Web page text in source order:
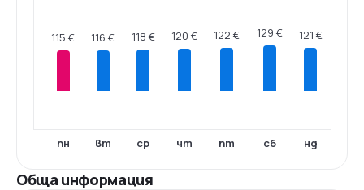
115 €
пн
116 €
вт
118 €
ср
120 €
чт
122 €
пт
129 €
сб
121 €
нд
Обща информация